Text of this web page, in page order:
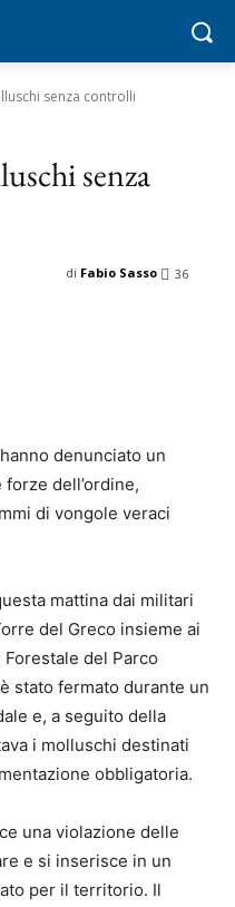
senza controlli
senza
36
di Fabio Sasso
denunciato un
dell’ordine,
di vongole veraci
mattina dai militari
del Greco insieme ai
del Parco
stato fermato durante un
e, a seguito della
i molluschi destinati
obbligatoria.
una violazione delle
e si inserisce in un
per il territorio. Il